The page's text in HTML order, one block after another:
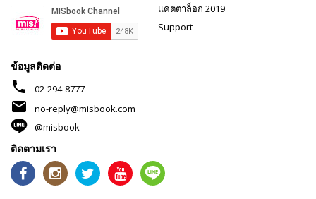
แคตตาล็อก 2019
Support
ข้อมูลติดต่อ
phone 02-294-8777
mail
no-reply@misbook.com
@misbook
ติดตามเรา